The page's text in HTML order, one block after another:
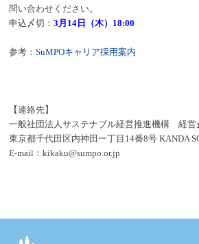
問い合わせください。
申込〆切： 3月14日（木）18:00
参考： SuMPOキャリア採用案内
【連絡先】
一般社団法人サステナブル経営推進機構 経営
東京都千代田区内神田一丁目14番8号 KANDA
E-mail：kikaku@sumpo.or.jp